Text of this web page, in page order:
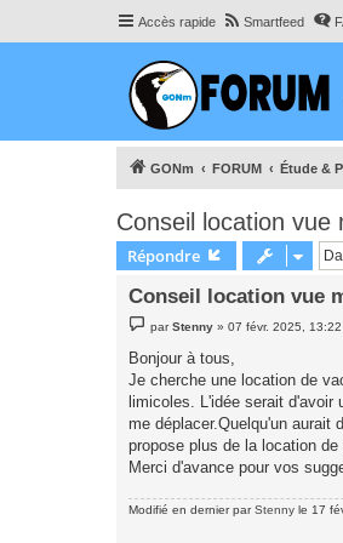
Accès rapide Smartfeed
GONm FORUM Étude &
Conseil location vue
Répondre
Conseil location vue
e
s
a
g
e
parStenny »07 févr. 2025, 13:22
Bonjour à tous,
Je cherche une location de
limicoles. L'idée serait
me déplacer.Quelqu'un
propose plus de la location
Merci d'avance pour vos
Modifié en dernier parStenny le 17